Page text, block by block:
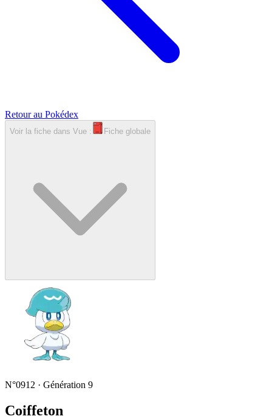
Retour au Pokédex
Voir la fiche dans Vue : Fiche globale
N°0912 · Génération 9
Coiffeton